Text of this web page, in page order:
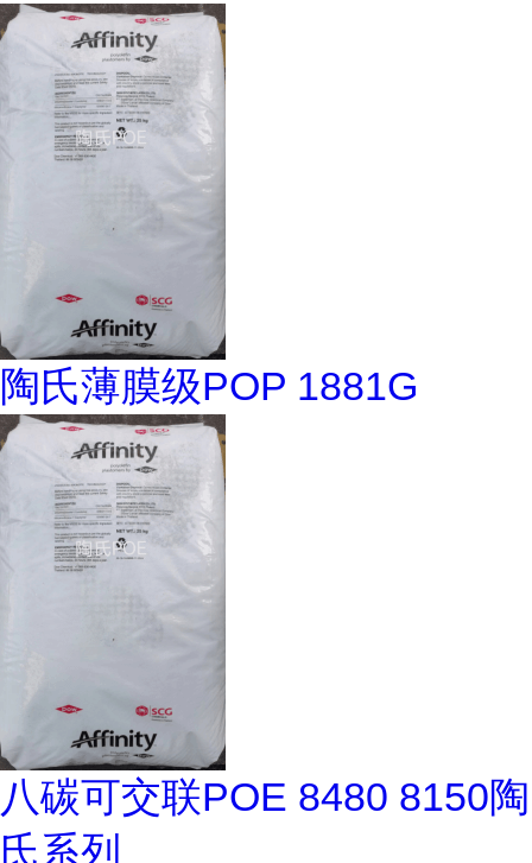
陶氏薄膜级POP 1881G
八碳可交联POE 8480 8150陶
氏系列